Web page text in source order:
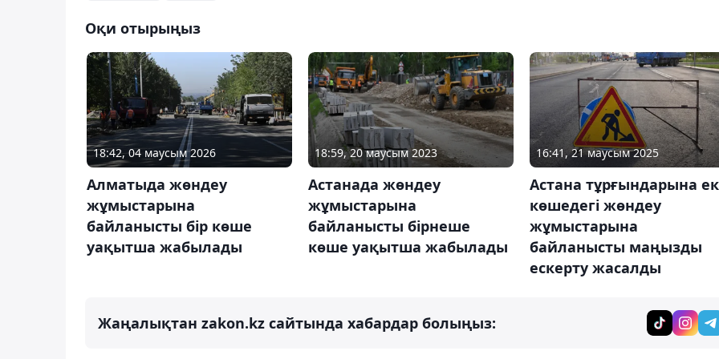
Оқи отырыңыз
18:42, 04 маусым 2026
Алматыда жөндеу
жұмыстарына
байланысты бір көше
уақытша жабылады
18:59, 20 маусым 2023
Астанада жөндеу
жұмыстарына
байланысты бірнеше
көше уақытша жабылады
16:41, 21 маусым 2025
Астана тұрғындарына
көшедегі жөндеу
жұмыстарына
байланысты маңызды
ескерту жасалды
Жаңалықтан zakon.kz сайтында хабардар болыңыз: